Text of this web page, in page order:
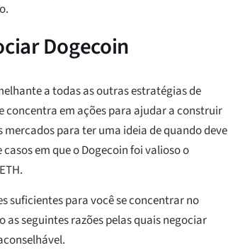
Dogecoin
a todas as outras estratégias de
concentra em ações para ajudar a construir
mercados para ter uma ideia de quando deve
em que o Dogecoin foi valioso o
suficientes para você se concentrar no
as seguintes razões pelas quais negociar